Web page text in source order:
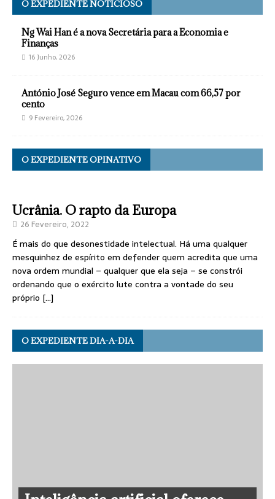
O EXPEDIENTE NOTICIOSO
Ng Wai Han é a nova Secretária para a Economia e
Finanças
16 Junho, 2026
António José Seguro vence em Macau com 66,57 por
cento
9 Fevereiro, 2026
O EXPEDIENTE OPINATIVO
Ucrânia. O rapto da Europa
26 Fevereiro, 2022
É mais do que desonestidade intelectual. Há uma qualquer
mesquinhez de espírito em defender quem acredita que uma
nova ordem mundial – qualquer que ela seja – se constrói
ordenando que o exército lute contra a vontade do seu
próprio […]
O EXPEDIENTE DIA-A-DIA